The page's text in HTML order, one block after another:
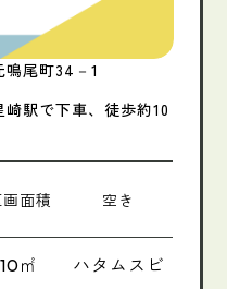
尾町34－1
駅で下車、徒歩約10
画面積 空き
10㎡ ハタムスビ